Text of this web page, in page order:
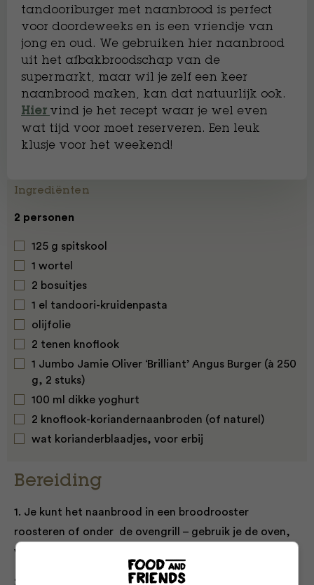
tandooriburger met naanbrood is perfect
voor doordeweeks en is een vriendje van
jong en oud. We gebruiken hier naanbrood
uit het afbakbroodschap van de
supermarkt, maar wil je zelf een keer
naanbrood maken, kan dat natuurlijk ook.
Hier vind je het recept waar je wel even
wat tijd voor moet reserveren. Een leuk
klusje voor het weekend!
Ingrediënten
2 personen
125 g spitskool
1 wortel
2 bosuitjes
1 el tandoori-kruidenpasta
olijfolie
2 tenen knoflook
1 Jumbo Jamie Oliver ‘Brilliant’ Angus Burger (à 250
g, 2 stuks)
100 ml dikke yoghurt
2 knoflook-koriandernaanbroden (of naturel)
wat korianderblaadjes, voor erbij
Bereiding
1. Je kunt het naanbrood in een broodrooster
roosteren of onder de ovengrill – gebruik je de oven,
verwarm die dan nu alvast voor.
2. Snijd de spitskool in dunne reepjes. Schrap de wortel